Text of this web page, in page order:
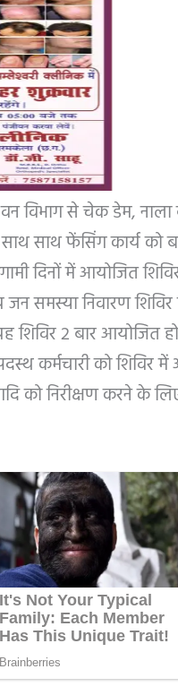
विभाग से चेक डेम,
साथ साथ फेंसिंग कार्य
दिनों में आयोजित
जन समस्या निवारण
शिविर 2 बार आयोजित
कर्मचारी को शिविर
निरीक्षण करने के लिए